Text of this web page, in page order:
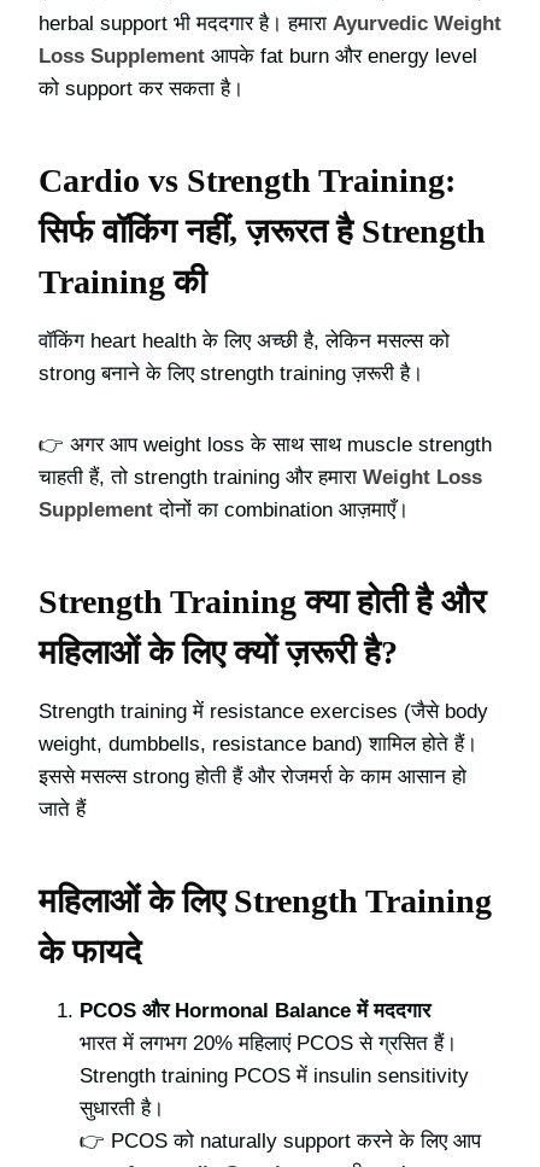
herbal support भी मददगार है। हमारा Ayurvedic Weight
Loss Supplement आपके fat burn और energy level
को support कर सकता है।
Cardio vs Strength Training:
सिर्फ वॉकिंग नहीं, ज़रूरत है Strength
Training की
वॉकिंग heart health के लिए अच्छी है, लेकिन मसल्स को
strong बनाने के लिए strength training ज़रूरी है।
👉 अगर आप weight loss के साथ साथ muscle strength
चाहती हैं, तो strength training और हमारा Weight Loss
Supplement दोनों का combination आज़माएँ।
Strength Training क्या होती है और
महिलाओं के लिए क्यों ज़रूरी है?
Strength training में resistance exercises (जैसे body
weight, dumbbells, resistance band) शामिल होते हैं।
इससे मसल्स strong होती हैं और रोजमर्रा के काम आसान हो
जाते हैं
महिलाओं के लिए Strength Training
के फायदे
PCOS और Hormonal Balance में मददगार
भारत में लगभग 20% महिलाएं PCOS से ग्रसित हैं।
Strength training PCOS में insulin sensitivity
सुधारती है।
👉 PCOS को naturally support करने के लिए आप